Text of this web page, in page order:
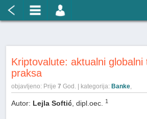
Kriptovalute: aktualni globalni
praksa
objavljeno: Prije7 God. | kategorija: Banke,
Autor: Lejla Softić , dipl.oec.1